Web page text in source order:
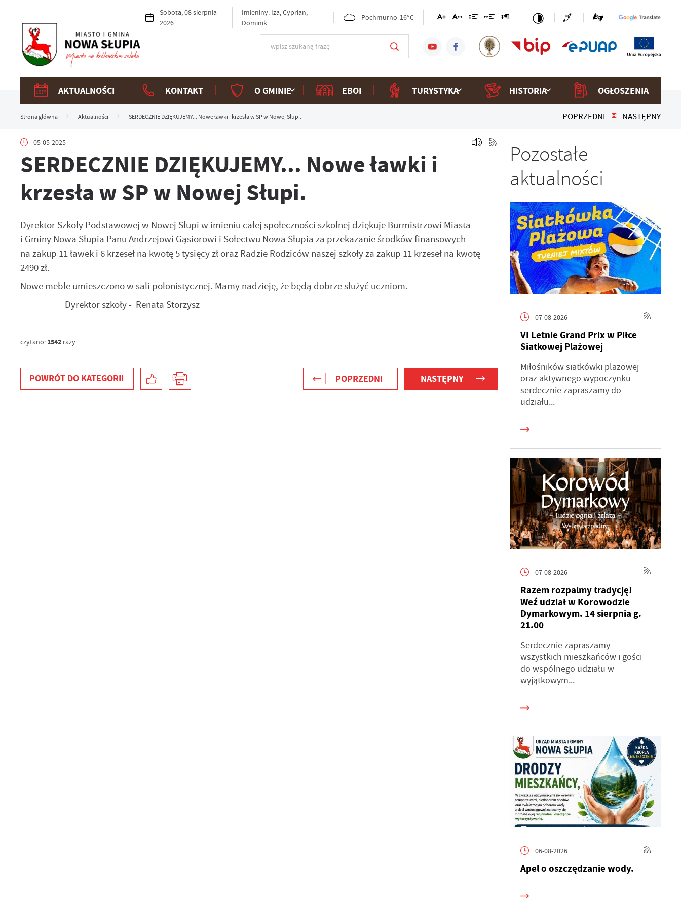
Sobota, 08 sierpnia
2026
Imieniny: Iza, Cyprian,
Dominik
Pochmurno 16°C
AKTUALNOŚCI KONTAKT O GMINIE EBOI TURYSTYKA HISTORIA OGŁOSZENIA
Strona główna Aktualności SERDECZNIE DZIĘKUJEMY... Nowe ławki i krzesła w SP w Nowej Słupi. POPRZEDNI NASTĘPNY
05-05-2025
SERDECZNIE DZIĘKUJEMY... Nowe ławki i
krzesła w SP w Nowej Słupi.
Dyrektor Szkoły Podstawowej w Nowej Słupi w imieniu całej społeczności szkolnej dziękuje Burmistrzowi Miasta
i Gminy Nowa Słupia Panu Andrzejowi Gąsiorowi i Sołectwu Nowa Słupia za przekazanie środków finansowych
na zakup 11 ławek i 6 krzeseł na kwotę 5 tysięcy zł oraz Radzie Rodziców naszej szkoły za zakup 11 krzeseł na kwotę
2490 zł.
Nowe meble umieszczono w sali polonistycznej. Mamy nadzieję, że będą dobrze służyć uczniom.
Dyrektor szkoły - Renata Storzysz
czytano: 1542razy
POWRÓT DO KATEGORII POPRZEDNI NASTĘPNY
Pozostałe
aktualności
07-08-2026
VI Letnie Grand Prix w Piłce
Siatkowej Plażowej
Miłośników siatkówki plażowej
oraz aktywnego wypoczynku
serdecznie zapraszamy do
udziału...
07-08-2026
Razem rozpalmy tradycję!
Weź udział w Korowodzie
Dymarkowym. 14 sierpnia g.
21.00
Serdecznie zapraszamy
wszystkich mieszkańców i gości
do wspólnego udziału w
wyjątkowym...
06-08-2026
Apel o oszczędzanie wody.